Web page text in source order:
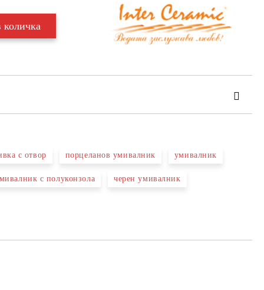
за лични данни
с отвор порцеланов умивалник умивалник
с полуконзола черен умивалник